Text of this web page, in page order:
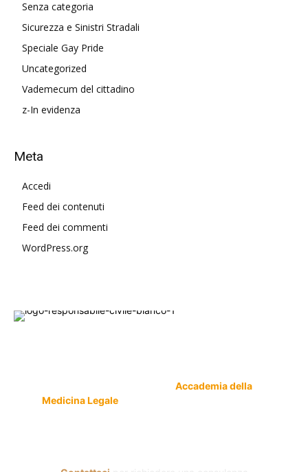
Senza categoria
Sicurezza e Sinistri Stradali
Speciale Gay Pride
Uncategorized
Vademecum del cittadino
z-In evidenza
Meta
Accedi
Feed dei contenuti
Feed dei commenti
WordPress.org
Accademia della
Medicina Legale